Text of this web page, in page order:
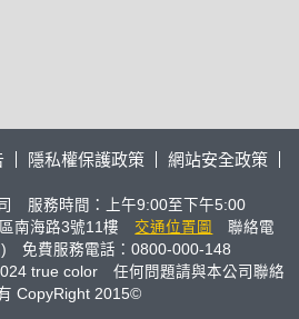
隱私權保護政策
網站安全政策
服務時間：上午9:00至下午5:00
南海路3號11樓
交通位置圖
聯絡電
免費服務電話：0800-000-148
true color 任何問題請與本公司聯絡
CopyRight 2015©